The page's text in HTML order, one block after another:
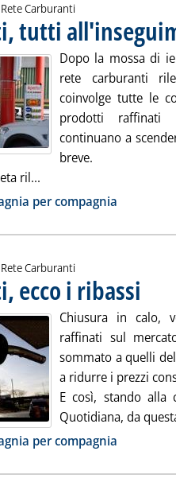
Carburanti
tutti
Dopo la mossa di
rete carburanti
coinvolge tutte le
prodotti raffinati
continuano a
breve.
ril... Leggi tutta la notizia:
alla notizia
per compagnia
Carburanti
ecco i ribassi
Chiusura in calo,
raffinati sul
sommato a quelli
a ridurre i prezzi
E così, stando alla
Quotidiana, da
alla notizia
per compagnia